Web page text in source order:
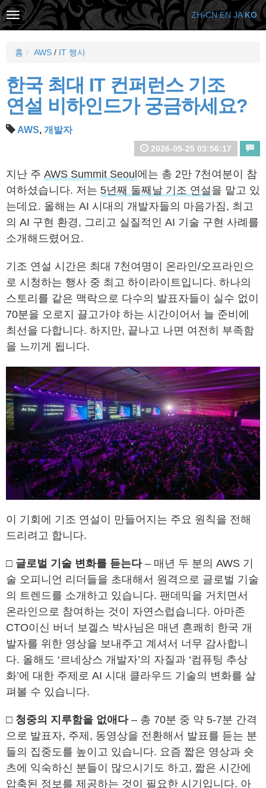
홈 AWS / IT 행사
한국 최대 IT 컨퍼런스 기조
연설 비하인드가 궁금하세요?
AWS, 개발자
2026-05-25 03:56:17
지난 주 AWS Summit Seoul 에는 총 2만 7천여분이 참
여하셨습니다. 저는 5년째 둘째날 기조 연설 을 맡고 있
는데요. 올해는 AI 시대의 개발자들의 마음가짐, 최고
의 AI 구현 환경, 그리고 실질적인 AI 기술 구현 사례를
소개해드렸어요.
기조 연설 시간은 최대 7천여명이 온라인/오프라인으
로 시청하는 행사 중 최고 하이라이트입니다. 하나의
스토리를 같은 맥락으로 다수의 발표자들이 실수 없이
70분을 오로지 끌고가야 하는 시간이어서 늘 준비에
최선을 다합니다. 하지만, 끝나고 나면 여전히 부족함
을 느끼게 됩니다.
이 기회에 기조 연설이 만들어지는 주요 원칙을 전해
드리려고 합니다.
□ 글로벌 기술 변화를 듣는다– 매년 두 분의 AWS 기
술 오피니언 리더들을 초대해서 원격으로 글로벌 기술
의 트렌드를 소개하고 있습니다. 팬데믹을 거치면서
온라인으로 참여하는 것이 자연스럽습니다. 아마존
CTO이신 버너 보겔스 박사님은 매년 흔쾌히 한국 개
발자를 위한 영상을 보내주고 계셔서 너무 감사합니
다. 올해도 ‘르네상스 개발자’의 자질과 ‘컴퓨팅 추상
화’에 대한 주제로 AI 시대 클라우드 기술의 변화를 살
펴볼 수 있습니다.
□ 청중의 지루함을 없애다– 총 70분 중 약 5-7분 간격
으로 발표자, 주제, 동영상을 전환해서 발표를 듣는 분
들의 집중도를 높이고 있습니다. 요즘 짧은 영상과 숏
츠에 익숙하신 분들이 많으시기도 하고, 짧은 시간에
압축된 정보를 제공하는 것이 필요한 시기입니다. 아
ZH-CN EN JA KO